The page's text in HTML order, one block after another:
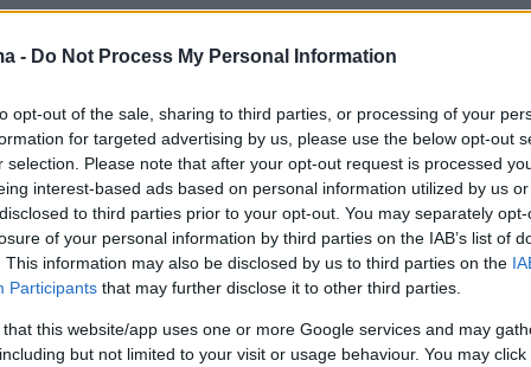
- Do Not Process My Personal Information
opt-out of the sale, sharing to third parties, or processing of your
for targeted advertising by us, please use the below opt-out
selection. Please note that after your opt-out request is processed
interest-based ads based on personal information utilized by us
to third parties prior to your opt-out. You may separately
of your personal information by third parties on the IAB’s list of
This information may also be disclosed by us to third parties on the
Participants that may further disclose it to other third parties.
that this website/app uses one or more Google services and may
but not limited to your visit or usage behaviour. You may
ήταν ο 23χρονος Κώστας Γεννίκης
8η θέση στο κλείσιμο της πρώτης
Στη δεύτερη, έχοντας πια πέσει 12ος, έριξε
18 μέτρα και ακύρωσε τη βολή του. Στην
πιο αποφασισμένος έστειλε τη σφαίρα στα
στο φετινό και ατομικό ρεκόρ του
την πρώτη του διεθνή εμφάνιση σε επίπεδο
12η θέση, δίνοντας 5 βαθμούς στην ομάδα.
παραπάνω, θα ξεπερνούσε άλλους